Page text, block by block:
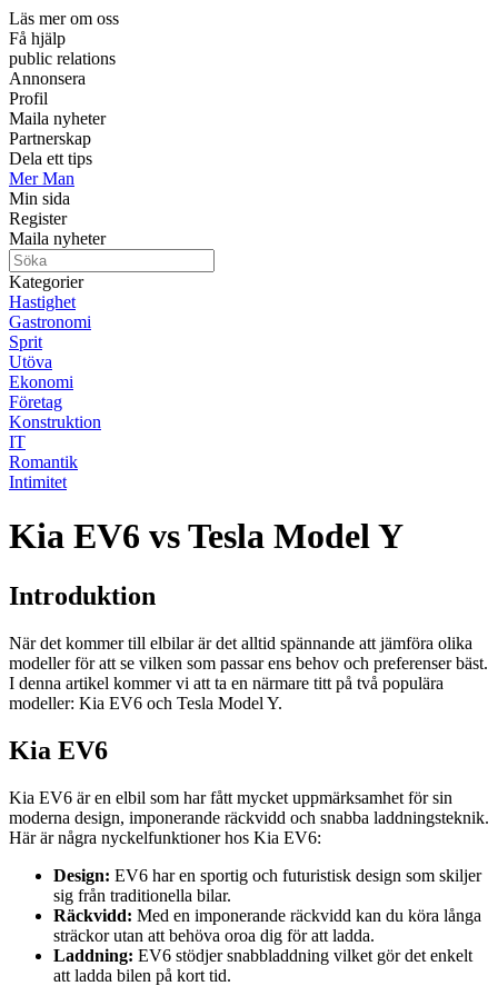
Läs mer om oss
Få hjälp
public relations
Annonsera
Profil
Maila nyheter
Partnerskap
Dela ett tips
Mer Man
Min sida
Register
Maila nyheter
Kategorier
Hastighet
Gastronomi
Sprit
Utöva
Ekonomi
Företag
Konstruktion
IT
Romantik
Intimitet
Kia EV6 vs Tesla Model Y
Introduktion
När det kommer till elbilar är det alltid spännande att jämföra olika
modeller för att se vilken som passar ens behov och preferenser bäst.
I denna artikel kommer vi att ta en närmare titt på två populära
modeller: Kia EV6 och Tesla Model Y.
Kia EV6
Kia EV6 är en elbil som har fått mycket uppmärksamhet för sin
moderna design, imponerande räckvidd och snabba laddningsteknik.
Här är några nyckelfunktioner hos Kia EV6:
Design: EV6 har en sportig och futuristisk design som skiljer
sig från traditionella bilar.
Räckvidd: Med en imponerande räckvidd kan du köra långa
sträckor utan att behöva oroa dig för att ladda.
Laddning: EV6 stödjer snabbladdning vilket gör det enkelt
att ladda bilen på kort tid.